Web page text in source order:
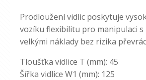
Prodloužení vidlic poskytuje
vozíku flexibilitu pro manipulaci s
velkými náklady bez rizika
Tloušťka vidlice T (mm): 45
Šířka vidlice W1 (mm): 125